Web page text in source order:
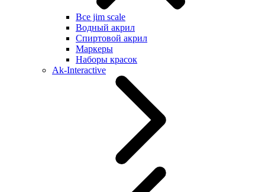
Все jim scale
Водный акрил
Спиртовой акрил
Маркеры
Наборы красок
Ak-Interactive